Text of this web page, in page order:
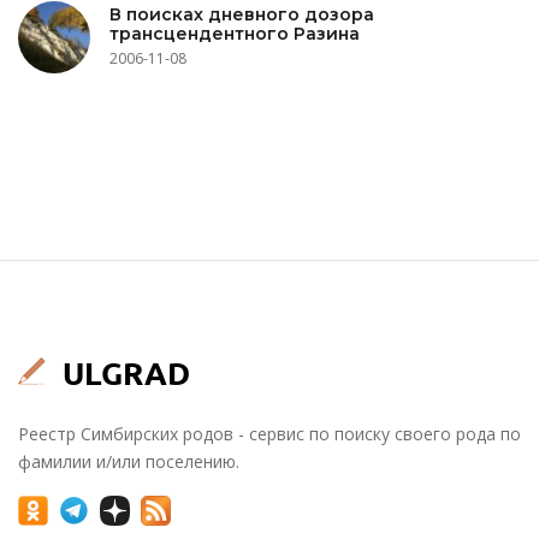
В поисках дневного дозора
трансцендентного Разина
2006-11-08
Реестр Симбирских родов - сервис по поиску своего рода по
фамилии и/или поселению.